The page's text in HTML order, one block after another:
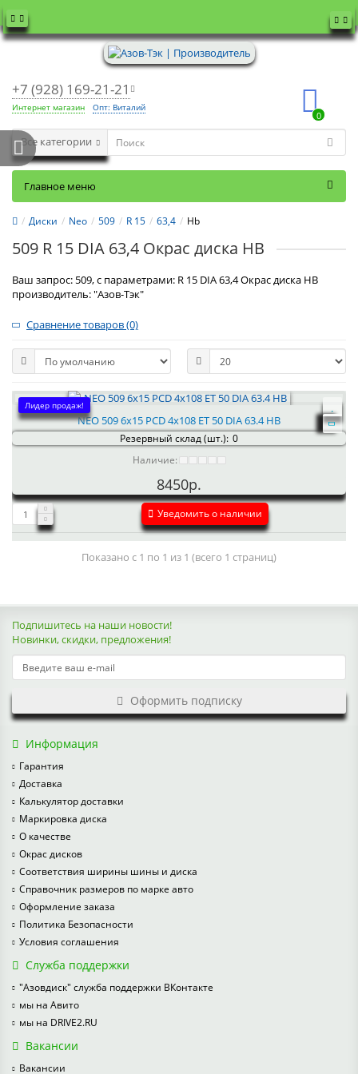
+7 (928) 169-21-21
Интернет магазин Опт: Виталий
0
Все категории
Главное меню
Диски Neo 509 R 15 63,4 Hb
509 R 15 DIA 63,4 Окрас диска HB
Ваш запрос: 509, с параметрами: R 15 DIA 63,4 Окрас диска HB
производитель: "Азов-Тэк"
Сравнение товаров (0)
Лидер продаж!
NEO 509 6x15 PCD 4x108 ET 50 DIA 63.4 HB
Резервный склад (шт.): 0
Наличие:
8450р.
Уведомить о наличии
Показано с 1 по 1 из 1 (всего 1 страниц)
Подпишитесь на наши новости!
Новинки, скидки, предложения!
Оформить подписку
Информация
Гарантия
Доставка
Калькулятор доставки
Маркировка диска
О качестве
Окрас дисков
Соответствия ширины шины и диска
Справочник размеров по марке авто
Оформление заказа
Политика Безопасности
Условия соглашения
Служба поддержки
"Азовдиск" служба поддержки ВКонтакте
мы на Авито
мы на DRIVE2.RU
Вакансии
Вакансии